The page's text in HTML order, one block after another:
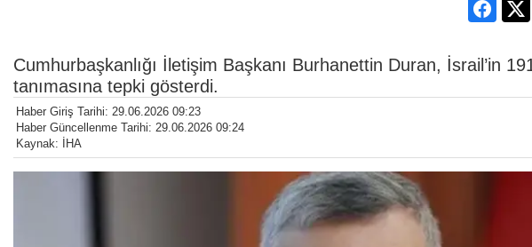
Cumhurbaşkanlığı İletişim Başkanı Burhanettin Duran, İsrail’in
tanımasına tepki gösterdi.
Haber Giriş Tarihi: 29.06.2026 09:23
Haber Güncellenme Tarihi: 29.06.2026 09:24
Kaynak: İHA